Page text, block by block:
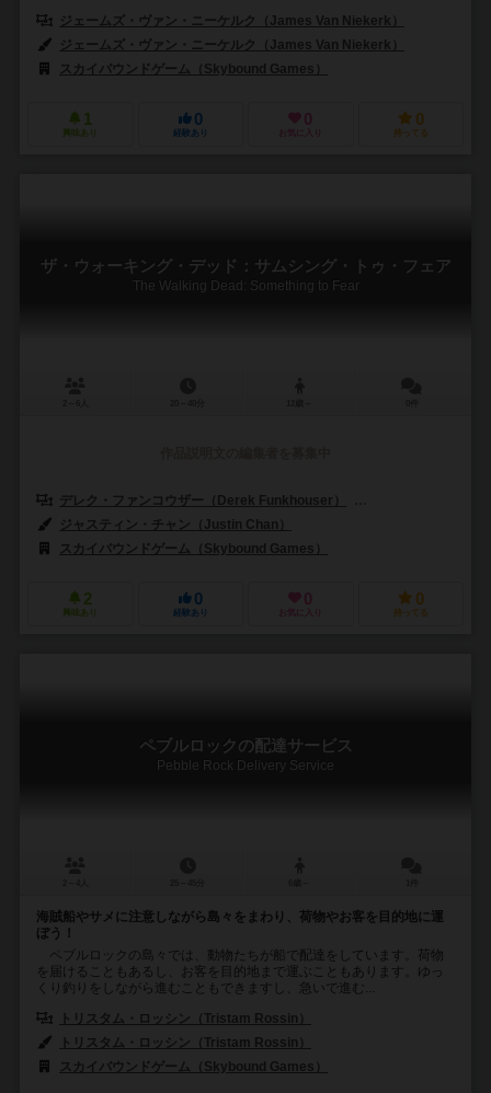
ジェームズ・ヴァン・ニーケルク（James Van Niekerk）
ジェームズ・ヴァン・ニーケルク（James Van Niekerk）
スカイバウンドゲーム（Skybound Games）
1
興味あり
0
経験あり
0
お気に入り
0
持ってる
ザ・ウォーキング・デッド：サムシング・トゥ・フェア
The Walking Dead: Something to Fear
デレク・ファンコウザー（Derek Funkhouser）
ジャスティン・チャン（Justin Chan）
スカイバウンドゲーム（Skybound Games）
2
興味あり
0
経験あり
0
お気に入り
0
持ってる
ペブルロックの配達サービス
Pebble Rock Delivery Service
海賊船やサメに注意しながら島々をまわり、荷物やお客を目的地に運
ぼう！
ペブルロックの島々では、動物たちが船で配達をしています。荷物
を届けることもあるし、お客を目的地まで運ぶこともあります。ゆっ
くり釣りをしながら進むこともできますし、急いで進む...
トリスタム・ロッシン（Tristam Rossin）
トリスタム・ロッシン（Tristam Rossin）
スカイバウンドゲーム（Skybound Games）